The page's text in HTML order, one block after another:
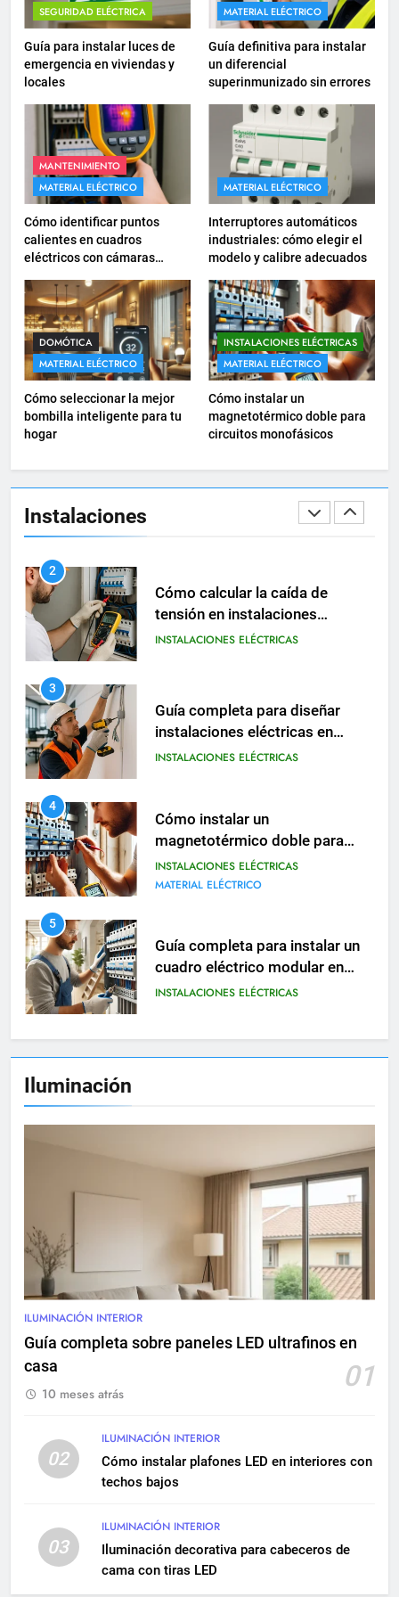
SEGURIDAD ELÉCTRICA
Guía para instalar luces de
emergencia en viviendas y
locales
MATERIAL ELÉCTRICO
Guía definitiva para instalar
un diferencial
superinmunizado sin errores
MANTENIMIENTO
MATERIAL ELÉCTRICO
Cómo identificar puntos
calientes en cuadros
eléctricos con cámaras
MATERIAL ELÉCTRICO
Interruptores automáticos
industriales: cómo elegir el
modelo y calibre adecuados
DOMÓTICA
MATERIAL ELÉCTRICO
Cómo seleccionar la mejor
bombilla inteligente para tu
hogar
INSTALACIONES ELÉCTRICAS
MATERIAL ELÉCTRICO
Cómo instalar un
magnetotérmico doble para
circuitos monofásicos
Instalaciones
¿Qué es el circuito C2 y para qué
se utiliza según el REBT?
INSTALACIONES ELÉCTRICAS
Cómo diseñar un sistema
eléctrico para pequeños
INSTALACIONES ELÉCTRICAS
18
Cómo realizar un proyecto de
instalación eléctrica en casa.
INSTALACIONES ELÉCTRICAS
1
Guía práctica para diseñar
instalaciones eléctricas en
oficinas
INSTALACIONES ELÉCTRICAS
Cómo calcular la caída de
tensión en instalaciones
eléctricas residenciales
3
Guía completa para diseñar
instalaciones eléctricas en
oficinas modernas
INSTALACIONES ELÉCTRICAS
4
Cómo instalar un
magnetotérmico doble para
INSTALACIONES ELÉCTRICAS
MATERIAL ELÉCTRICO
5
Guía completa para instalar un
cuadro eléctrico modular en
viviendas
INSTALACIONES ELÉCTRICAS
6
Cómo realizar una instalación
eléctrica provisional en obras o
reformas
INSTALACIONES ELÉCTRICAS
7
Tipos de contactores eléctricos
Sistemas eléctricos para
centros comerciales: diseño y
mantenimiento
INSTALACIONES ELÉCTRICAS
9
Renovación eléctrica en
completa
INSTALACIONES ELÉCTRICAS
MANTENIMIENTO
10
eléctrica empotrada en
viviendas
INSTALACIONES ELÉCTRICAS
Qué hacer si una instalación
eléctrica tiene baja potencia
Iluminación
ILUMINACIÓN INTERIOR
Guía completa sobre paneles LED ultrafinos en
casa
01
10 meses atrás
02
ILUMINACIÓN INTERIOR
Cómo instalar plafones LED en interiores con
techos bajos
03
ILUMINACIÓN INTERIOR
Iluminación decorativa para cabeceros de
cama con tiras LED